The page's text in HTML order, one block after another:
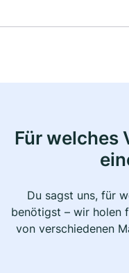
Für welches
Du sagst uns, für
benötigst – wir holen
von verschiedenen